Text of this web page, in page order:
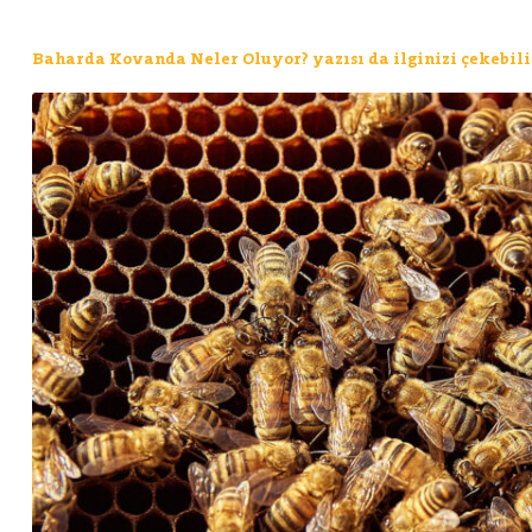
Baharda Kovanda Neler Oluyor? yazısı da ilginizi